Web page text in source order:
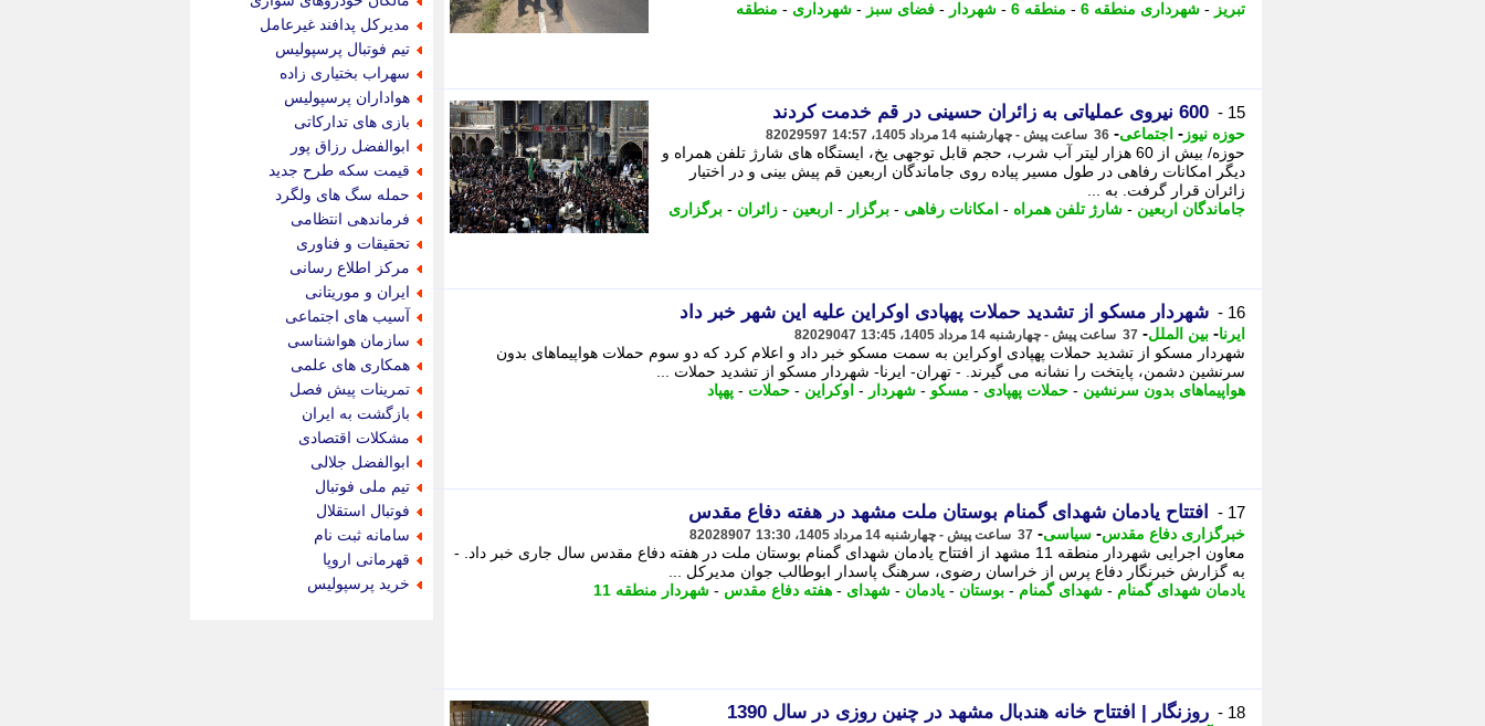
تبریز - شهرداری منطقه 6 - منطقه 6 - شهردار - فضای سبز - شهرداری - منطقه
15 - 600 نیروی عملیاتی به زائران حسینی در قم خدمت کردند
حوزه نیوز - اجتماعی- 36 ساعت پیش - چهارشنبه 14 مرداد 1405، 14:57 82029597
حوزه/ بیش از 60 هزار لیتر آب شرب، حجم قابل توجهی یخ، ایستگاه های شارژ تلفن همراه و
دیگر امکانات رفاهی در طول مسیر پیاده روی جاماندگان اربعین قم پیش بینی و در اختیار
زائران قرار گرفت. به ...
جاماندگان اربعین - شارژ تلفن همراه - امکانات رفاهی - برگزار - اربعین - زائران - برگزاری
16 - شهردار مسکو از تشدید حملات پهپادی اوکراین علیه این شهر خبر داد
ایرنا- بین الملل- 37 ساعت پیش - چهارشنبه 14 مرداد 1405، 13:45 82029047
شهردار مسکو از تشدید حملات پهپادی اوکراین به سمت مسکو خبر داد و اعلام کرد که دو سوم حملات هواپیماهای بدون
سرنشین دشمن، پایتخت را نشانه می گیرند. - تهران- ایرنا- شهردار مسکو از تشدید حملات ...
هواپیماهای بدون سرنشین - حملات پهپادی - مسکو - شهردار - اوکراین - حملات - پهپاد
17 - افتتاح یادمان شهدای گمنام بوستان ملت مشهد در هفته دفاع مقدس
خبرگزاری دفاع مقدس- سیاسی- 37 ساعت پیش - چهارشنبه 14 مرداد 1405، 13:30 82028907
معاون اجرایی شهردار منطقه 11 مشهد از افتتاح یادمان شهدای گمنام بوستان ملت در هفته دفاع مقدس سال جاری خبر داد. -
به گزارش خبرنگار دفاع پرس از خراسان رضوی، سرهنگ پاسدار ابوطالب جوان مدیرکل ...
یادمان شهدای گمنام - شهدای گمنام - بوستان - یادمان - شهدای - هفته دفاع مقدس - شهردار منطقه 11
18 - روزنگار | افتتاح خانه هندبال مشهد در چنین روزی در سال 1390
مدیرکل پدافند غیرعامل
تیم فوتبال پرسپولیس
سهراب بختیاری زاده
هواداران پرسپولیس
بازی های تدارکاتی
ابوالفضل رزاق پور
قیمت سکه طرح جدید
حمله سگ های ولگرد
فرماندهی انتظامی
تحقیقات و فناوری
مرکز اطلاع رسانی
ایران و موریتانی
آسیب های اجتماعی
سازمان هواشناسی
همکاری های علمی
تمرینات پیش فصل
بازگشت به ایران
مشکلات اقتصادی
ابوالفضل جلالی
تیم ملی فوتبال
فوتبال استقلال
سامانه ثبت نام
قهرمانی اروپا
خرید پرسپولیس